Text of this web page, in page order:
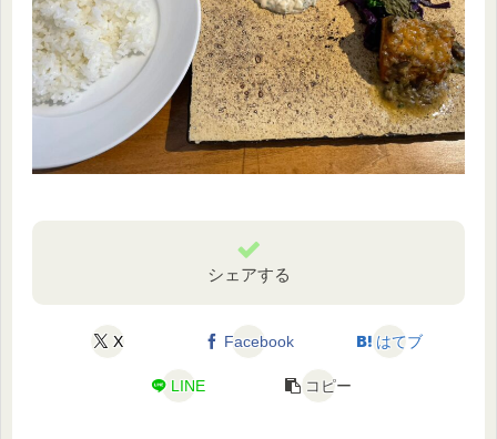
シェアする
X Facebook はてブ
LINE コピー